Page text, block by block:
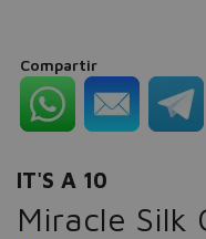
Compartir
IT'S A 10
Miracle Silk